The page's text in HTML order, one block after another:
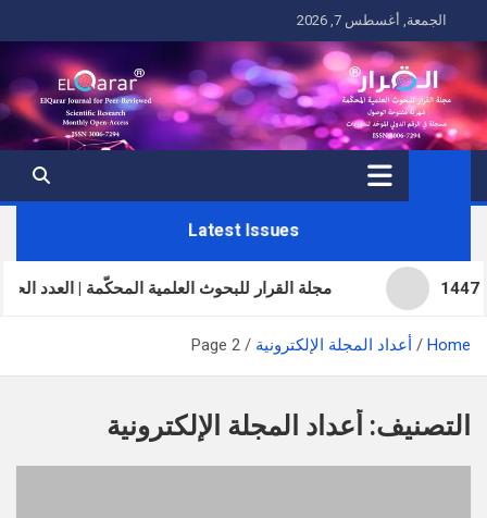
to
content
الجمعة, أغسطس 7, 2026
Latest Issues
مجلة القرار للبحوث العلمية المحكّمة | العدد الحادي والثلاثون
Home أعداد المجلة الإلكترونية Page 2
التصنيف: أعداد المجلة الإلكترونية